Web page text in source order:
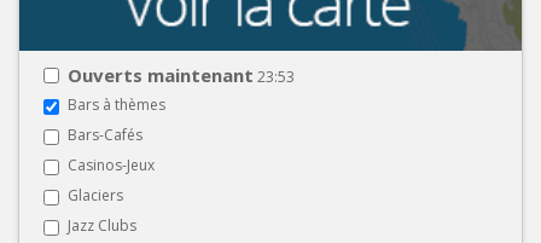
Ouverts maintenant 23:53
Bars à thèmes
Bars-Cafés
Casinos-Jeux
Glaciers
Jazz Clubs